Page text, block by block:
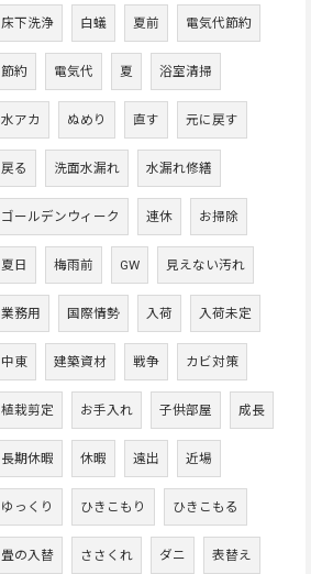
床下洗浄 白蟻 夏前 電気代節約
節約 電気代 夏 浴室清掃
水アカ ぬめり 直す 元に戻す
戻る 洗面水漏れ 水漏れ修繕
ゴールデンウィーク 連休 お掃除
夏日 梅雨前 GW 見えない汚れ
業務用 国際情勢 入荷 入荷未定
中東 建築資材 戦争 カビ対策
植栽剪定 お手入れ 子供部屋 成長
長期休暇 休暇 遠出 近場
ゆっくり ひきこもり ひきこもる
畳の入替 ささくれ ダニ 表替え